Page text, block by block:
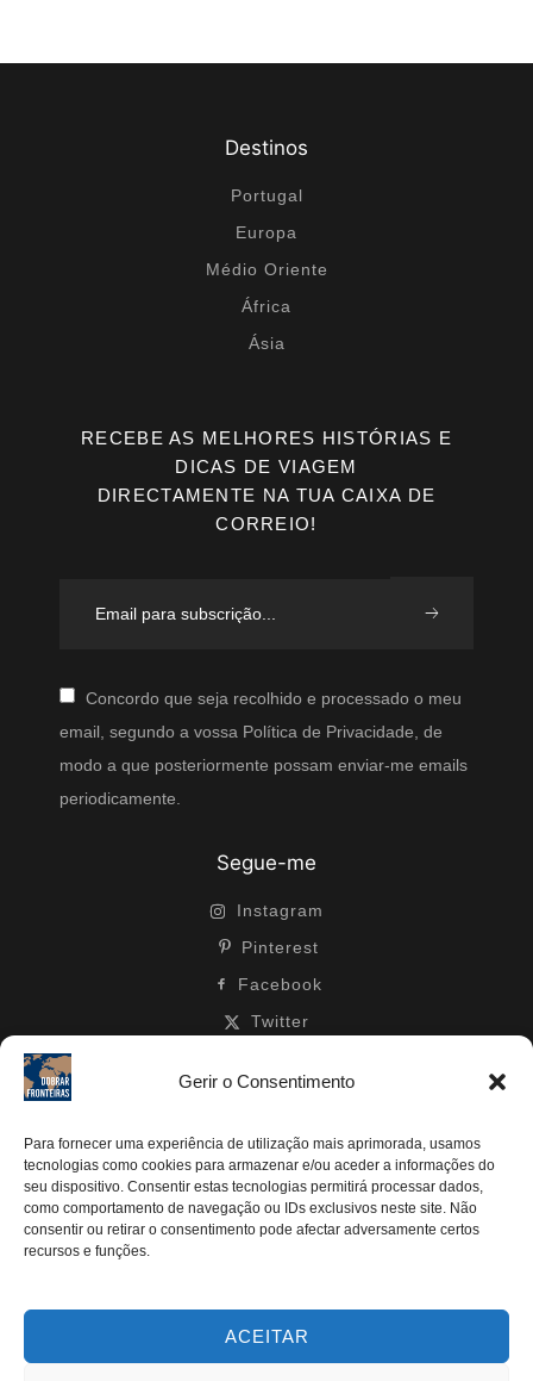
Gerir o Consentimento
Para fornecer uma experiência de utilização mais aprimorada, usamos
tecnologias como cookies para armazenar e/ou aceder a informações do
seu dispositivo. Consentir estas tecnologias permitirá processar dados,
como comportamento de navegação ou IDs exclusivos neste site. Não
consentir ou retirar o consentimento pode afectar adversamente certos
recursos e funções.
ACEITAR
Destinos
Portugal
Europa
Médio Oriente
África
Ásia
RECEBE AS MELHORES HISTÓRIAS E
DICAS DE VIAGEM
DIRECTAMENTE NA TUA CAIXA DE
CORREIO!
Concordo que seja recolhido e processado o meu
email, segundo a vossa Política de Privacidade, de
modo a que posteriormente possam enviar-me emails
periodicamente.
Segue-me
Instagram
Pinterest
Facebook
Twitter
TODOS OS DIREITOS RESERVADOS | DOBRAR
FRONTEIRAS 2024®